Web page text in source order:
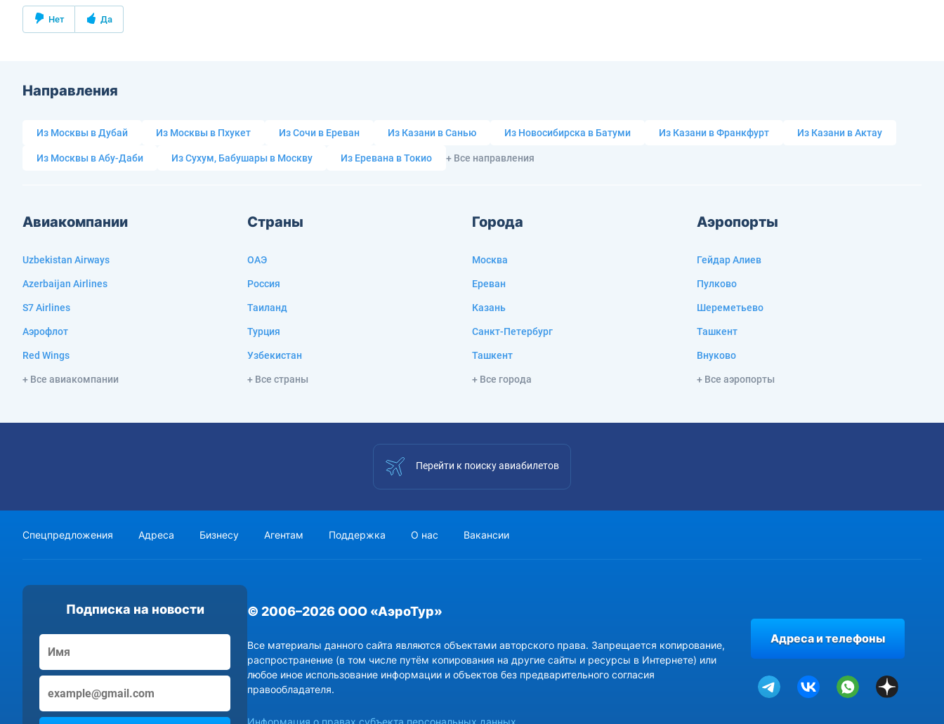
Нет Да
Направления
Из Москвы в Дубай Из Москвы в Пхукет Из Сочи в Ереван Из Казани в Санью Из Новосибирска в Батуми Из Казани в Франкфурт Из Казани в Актау
Из Москвы в Абу-Даби Из Сухум, Бабушары в Москву Из Еревана в Токио + Все направления
Авиакомпании
Uzbekistan Airways
Azerbaijan Airlines
S7 Airlines
Аэрофлот
Red Wings
+ Все авиакомпании
Страны
ОАЭ
Россия
Таиланд
Турция
Узбекистан
+ Все страны
Города
Москва
Ереван
Казань
Санкт-Петербург
Ташкент
+ Все города
Аэропорты
Гейдар Алиев
Пулково
Шереметьево
Ташкент
Внуково
+ Все аэропорты
Перейти к поиску авиабилетов
Спецпредложения Адреса Бизнесу Агентам Поддержка О нас Вакансии
Подписка на новости © 2006–2026 ООО «АэроТур»
Все материалы данного сайта являются объектами авторского права. Запрещается копирование,
распространение (в том числе путём копирования на другие сайты и ресурсы в Интернете) или
любое иное использование информации и объектов без предварительного согласия
правообладателя.
Информация о правах субъекта персональных данных
Адреса и телефоны